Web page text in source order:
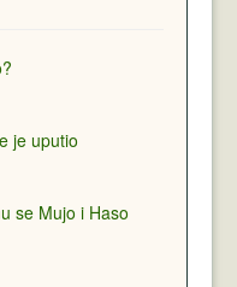
je uputio
se Mujo i Haso